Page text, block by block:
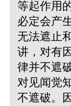
等起作用
必定会产
无法遮止
讲，对有
律并不遮
对见闻觉
不遮破。